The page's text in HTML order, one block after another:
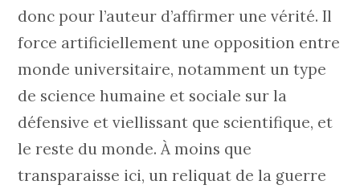
donc pour l’auteur d’affirmer une vérité. Il
force artificiellement une opposition entre
monde universitaire, notamment un type
de science humaine et sociale sur la
défensive et viellissant que scientifique, et
le reste du monde. À moins que
transparaisse ici, un reliquat de la guerre